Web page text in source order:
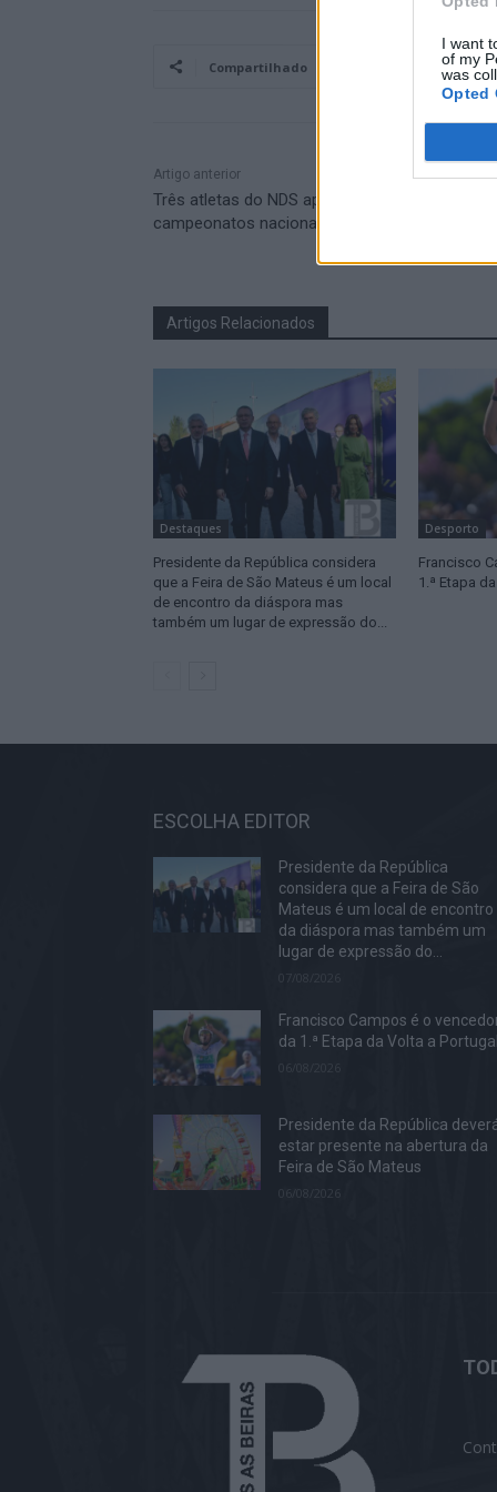
I want
of my
was
Opted
Compartilhado
Artigo anterior
Três atletas do NDS apuradas para os
campeonatos nacionais de patinagem
Artigos Relacionados
Destaques
Presidente da República considera
que a Feira de São Mateus é um local
de encontro da diáspora mas
também um lugar de expressão do...
Desporto
Francisco
1.ª Etapa
ESCOLHA EDITOR
Presidente da República
considera que a Feira de São
Mateus é um local de encontro
da diáspora mas também um
lugar de expressão do...
Francisco Campos é o
da 1.ª Etapa da Volta a Portugal
Presidente da República
estar presente na abertura da
Feira de São Mateus